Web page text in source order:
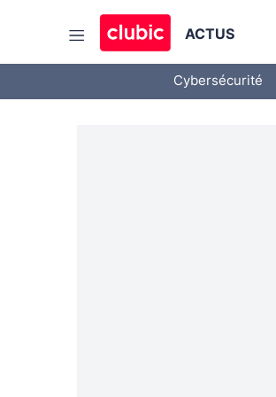
ACTUS
Cybersécurité